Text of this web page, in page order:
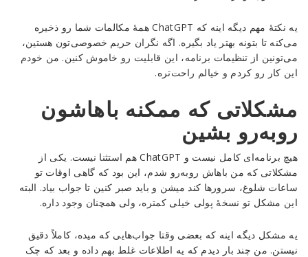
یه نکتهٔ مهم دیگه اینه که ChatGPT همهٔ مکالمات شما رو ذخیره
می‌کنه تا بتونه بهتر یاد بگیره. اگه نگران حریم خصوصی‌تون هستین،
می‌تونین از تنظیمات برنامه، این قابلیت رو خاموش کنین. من خودم
این کار رو کردم و خیالم راحت‌تره.
مشکلاتی که ممکنه باهاشون
روبه‌رو بشین
هیچ برنامه‌ای کامل نیست و ChatGPT هم استثنا نیست. یکی از
مشکلاتی که من باهاش روبه‌رو شدم، این بود که گاهی اوقات تو
ساعات شلوغ، سرور‌ها کند میشن و باید صبر کنین تا جواب بیاد. البته
این مشکل تو نسخهٔ پولی خیلی کمتره، ولی همچنان وجود داره.
یه مشکل دیگه اینه که بعضی وقتا جواب‌هایی که میده، کاملاً دقیق
نیستن. من چند بار دیدم که یه اطلاعات غلط بهم داده و بعد که چک